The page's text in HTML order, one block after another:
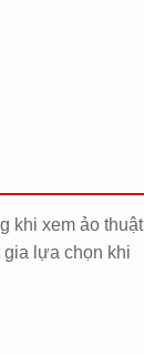
khi xem ảo thuật
lựa chọn khi